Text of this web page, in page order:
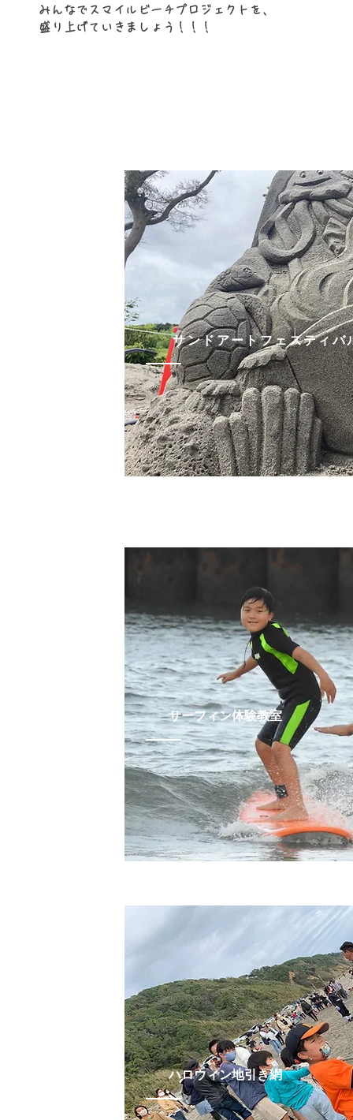
みんなでスマイルビーチプロジェクトを、
盛り上げていきましょう！！！​
サンドアートフェスティバ
サーフィン体験教室
​ハロウィン地引き網